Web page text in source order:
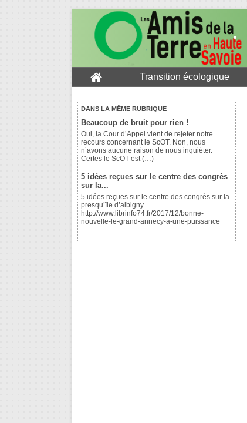
Transition écologique
DANS LA MÊME RUBRIQUE
Beaucoup de bruit pour rien !
Oui, la Cour d’Appel vient de rejeter notre
recours concernant le ScOT. Non, nous
n’avons aucune raison de nous inquiéter.
Certes le ScOT est (…)
5 idées reçues sur le centre des congrès
sur la...
5 idées reçues sur le centre des congrès sur la
presqu’île d’albigny
http://www.librinfo74.fr/2017/12/bonne-
nouvelle-le-grand-annecy-a-une-puissance